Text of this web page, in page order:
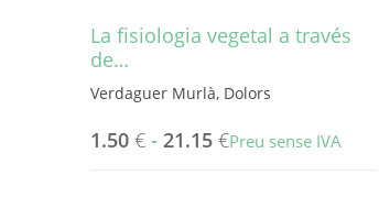
La fisiologia vegetal a través
de…
Verdaguer Murlà, Dolors
1.50 € - 21.15 €Preu sense IVA